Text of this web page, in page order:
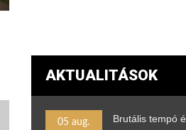
AKTUALITÁSOK
05 aug.
Brutális tempó